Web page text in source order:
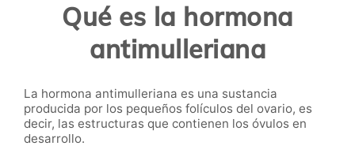
Qué es la hormona
antimulleriana
La hormona antimulleriana es una sustancia
producida por los pequeños folículos del ovario, es
decir, las estructuras que contienen los óvulos en
desarrollo.